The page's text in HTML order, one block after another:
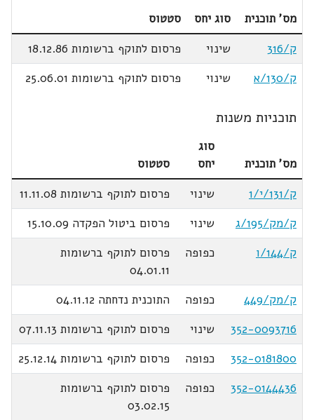
מס' תוכנית סוג יחס
סטטוס
ק/316
שינוי
פרסום לתוקף ברשומות 18.12.86
ק/130/א
שינוי פרסום לתוקף ברשומות 25.06.01
תוכניות משנות
מס' תוכנית
סוג
יחס
סטטוס
ק/131/י/1
שינוי
פרסום לתוקף ברשומות 11.11.08
ק/מק/195/ג
שינוי
פרסום ביטול הפקדה 15.10.09
ק/144/ו
כפופה
פרסום לתוקף ברשומות
04.01.11
ק/מק/449
כפופה
התוכנית נדחתה 04.11.12
352-0093716
שינוי
פרסום לתוקף ברשומות 07.11.13
352-0181800
כפופה
פרסום לתוקף ברשומות 25.12.14
352-0144436
כפופה
פרסום לתוקף ברשומות
03.02.15